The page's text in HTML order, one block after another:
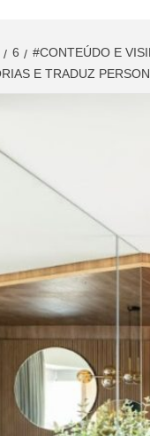
6
#CONTEÚDO E
E TRADUZ